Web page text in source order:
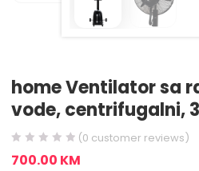
home Ventilator sa
vode, centrifugalni,
(0 customer reviews)
700.00 KM